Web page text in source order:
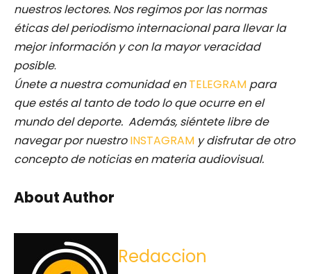
nuestros lectores. Nos regimos por las normas
éticas del periodismo internacional para llevar la
mejor información y con la mayor veracidad
posible.
Únete a nuestra comunidad enTELEGRAM para
que estés al tanto de todo lo que ocurre en el
mundo del deporte. Además, siéntete libre de
navegar por nuestro INSTAGRAM y disfrutar de otro
concepto de noticias en materia audiovisual.
About Author
Redaccion